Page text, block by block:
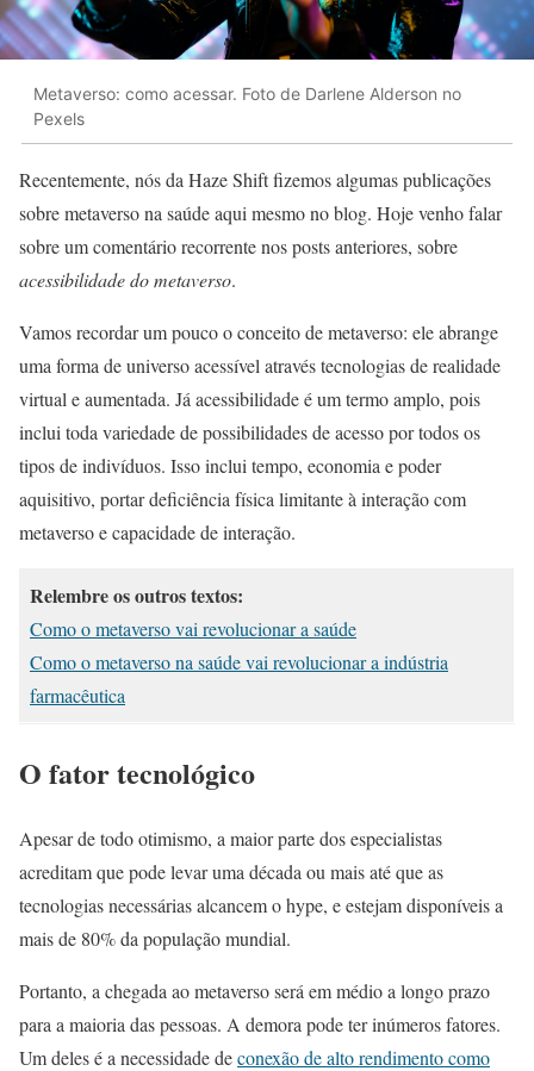
Metaverso: como acessar. Foto de Darlene Alderson no
Pexels
Recentemente, nós da Haze Shift fizemos algumas publicações
sobre metaverso na saúde aqui mesmo no blog. Hoje venho falar
sobre um comentário recorrente nos posts anteriores, sobre
acessibilidade do metaverso.
Vamos recordar um pouco o conceito de metaverso: ele abrange
uma forma de universo acessível através tecnologias de realidade
virtual e aumentada. Já acessibilidade é um termo amplo, pois
inclui toda variedade de possibilidades de acesso por todos os
tipos de indivíduos. Isso inclui tempo, economia e poder
aquisitivo, portar deficiência física limitante à interação com
metaverso e capacidade de interação.
Relembre os outros textos:
Como o metaverso vai revolucionar a saúde
Como o metaverso na saúde vai revolucionar a indústria
farmacêutica
O fator tecnológico
Apesar de todo otimismo, a maior parte dos especialistas
acreditam que pode levar uma década ou mais até que as
tecnologias necessárias alcancem o hype, e estejam disponíveis a
mais de 80% da população mundial.
Portanto, a chegada ao metaverso será em médio a longo prazo
para a maioria das pessoas. A demora pode ter inúmeros fatores.
Um deles é a necessidade deconexão de alto rendimento como